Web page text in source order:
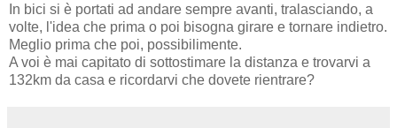
In bici si è portati ad andare sempre avanti, tralasciando, a
volte, l'idea che prima o poi bisogna girare e tornare indietro.
Meglio prima che poi, possibilimente.
A voi è mai capitato di sottostimare la distanza e trovarvi a
132km da casa e ricordarvi che dovete rientrare?